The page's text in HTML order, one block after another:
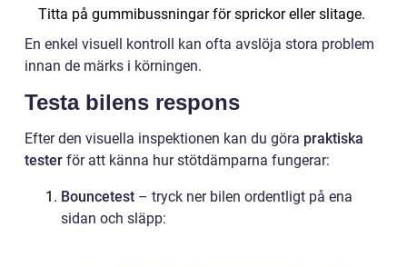
Titta på gummibussningar för sprickor eller slitage.
En enkel visuell kontroll kan ofta avslöja stora problem
innan de märks i körningen.
Testa bilens respons
Efter den visuella inspektionen kan du göra praktiska
tester för att känna hur stötdämparna fungerar:
Bouncetest – tryck ner bilen ordentligt på ena
sidan och släpp: